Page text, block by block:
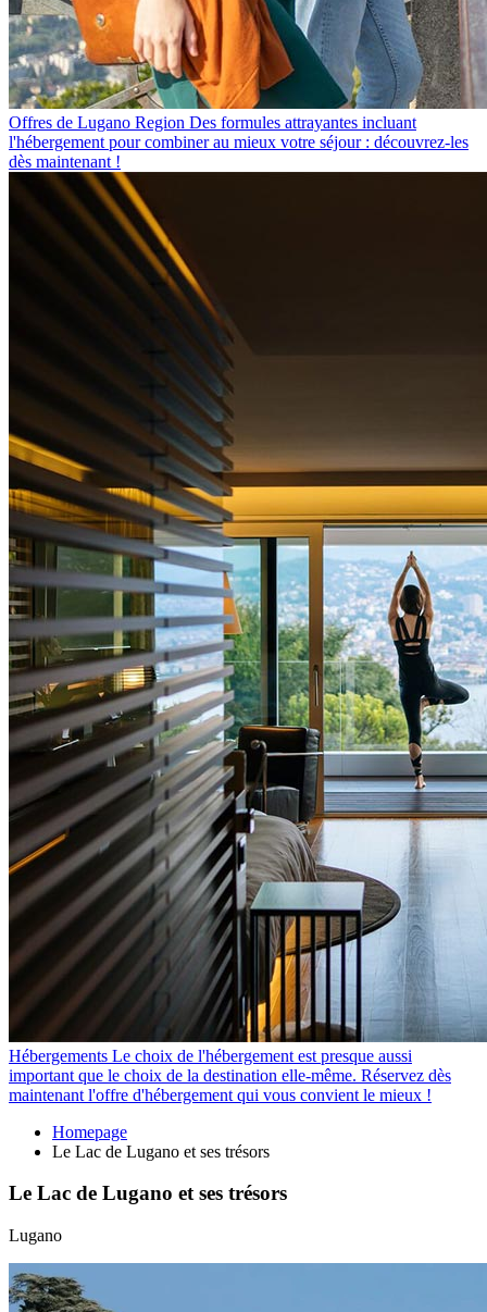
Offres de Lugano Region Des formules attrayantes incluant
l'hébergement pour combiner au mieux votre séjour : découvrez-les
dès maintenant !
Hébergements Le choix de l'hébergement est presque aussi
important que le choix de la destination elle-même. Réservez dès
maintenant l'offre d'hébergement qui vous convient le mieux !
Homepage
Le Lac de Lugano et ses trésors
Le Lac de Lugano et ses trésors
Lugano